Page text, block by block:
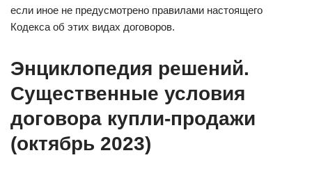
если иное не предусмотрено правилами настоящего
Кодекса об этих видах договоров.
Энциклопедия решений.
Существенные условия
договора купли-продажи
(октябрь 2023)